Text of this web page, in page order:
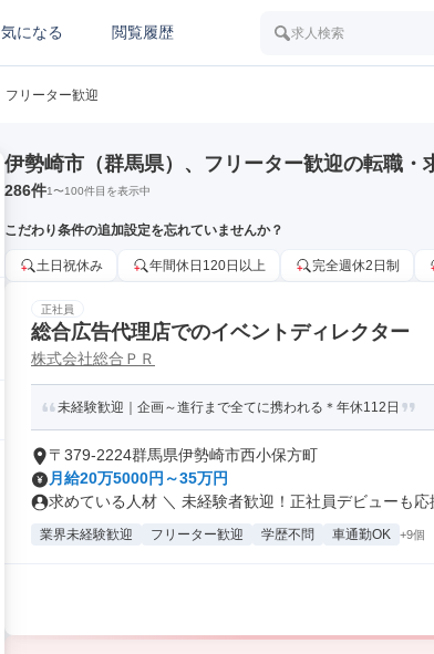
気になる 閲覧履歴 求人検索
フリーター歓迎
伊勢崎市（群馬県）、フリーター歓迎の転職・
286件1〜100件目を表示中
こだわり条件の追加設定を忘れていませんか？
土日祝休み 年間休日120日以上 完全週休2日制
正社員
総合広告代理店でのイベントディレクター
株式会社総合ＰＲ
未経験歓迎｜企画～進行まで全てに携われる＊年休112日
〒379-2224群馬県伊勢崎市西小保方町
月給20万5000円～35万円
求めている人材 ＼ 未経験者歓迎！正社員デビューも応
業界未経験歓迎 フリーター歓迎 学歴不問 車通勤OK +9個